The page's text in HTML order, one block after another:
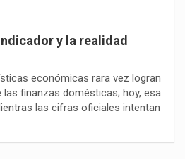
y la realidad
económicas rara vez logran
las finanzas domésticas; hoy, esa
las cifras oficiales intentan